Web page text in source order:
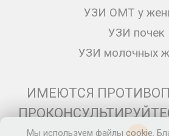
УЗИ ОМТ у
УЗИ почек
УЗИ молочных
ИМЕЮТСЯ
Мы используем файлы cookie.